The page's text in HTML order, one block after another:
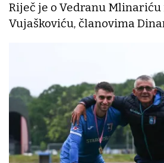
Riječ je o Vedranu
Vujaškoviću, članovima